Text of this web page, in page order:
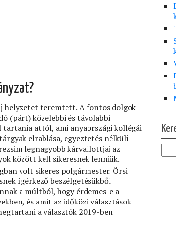
helyzetet teremtett. A fontos dolgok
(párt) közelebbi és távolabbi
tartania attól, ami anyaországi kollégái
elrablása, egyeztetés nélküli
legnagyobb kárvallottjai az
között kell sikeresnek lenniük.
volt sikeres polgármester, Örsi
ígérkező beszélgetésükből
a múltból, hogy érdemes-e a
és amit az időközi választások
a választók 2019-ben